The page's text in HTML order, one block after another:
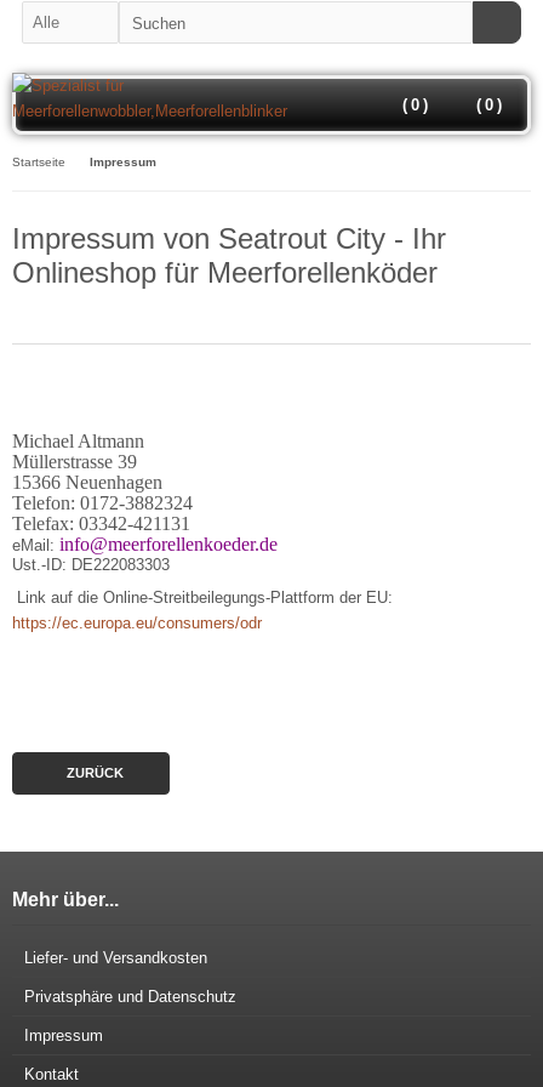
( 0 )
( 0 )
Startseite Impressum
Impressum von Seatrout City - Ihr
Onlineshop für Meerforellenköder
Michael Altmann
Müllerstrasse 39
15366 Neuenhagen
Telefon: 0172-3882324
Telefax: 03342-421131
eMail: info@meerforellenkoeder.de
Ust.-ID: DE222083303
Link auf die Online-Streitbeilegungs-Plattform der EU:
https://ec.europa.eu/consumers/odr
ZURÜCK
Mehr über...
Liefer- und Versandkosten
Privatsphäre und Datenschutz
Impressum
Kontakt